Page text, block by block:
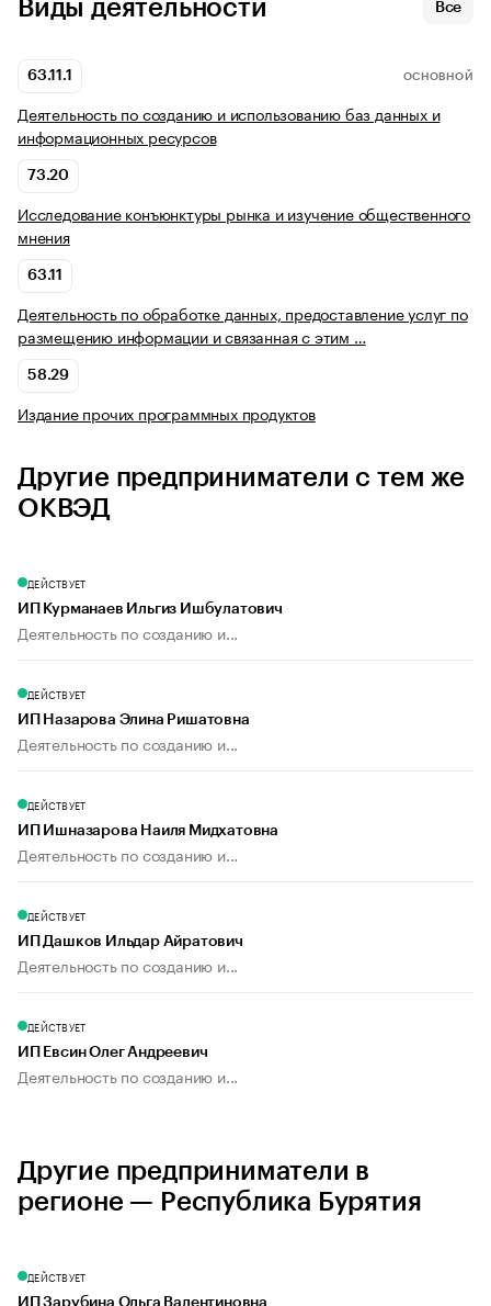
Виды деятельности Все
63.11.1 ОСНОВНОЙ
Деятельность по созданию и использованию баз данных и
информационных ресурсов
73.20
Исследование конъюнктуры рынка и изучение общественного
мнения
63.11
Деятельность по обработке данных, предоставление услуг по
размещению информации и связанная с этим …
58.29
Издание прочих программных продуктов
Другие предприниматели с тем же
ОКВЭД
ДЕЙСТВУЕТ
ИП Курманаев Ильгиз Ишбулатович
Деятельность по созданию и...
ДЕЙСТВУЕТ
ИП Назарова Элина Ришатовна
Деятельность по созданию и...
ДЕЙСТВУЕТ
ИП Ишназарова Наиля Мидхатовна
Деятельность по созданию и...
ДЕЙСТВУЕТ
ИП Дашков Ильдар Айратович
Деятельность по созданию и...
ДЕЙСТВУЕТ
ИП Евсин Олег Андреевич
Деятельность по созданию и...
Другие предприниматели в
регионе — Республика Бурятия
ДЕЙСТВУЕТ